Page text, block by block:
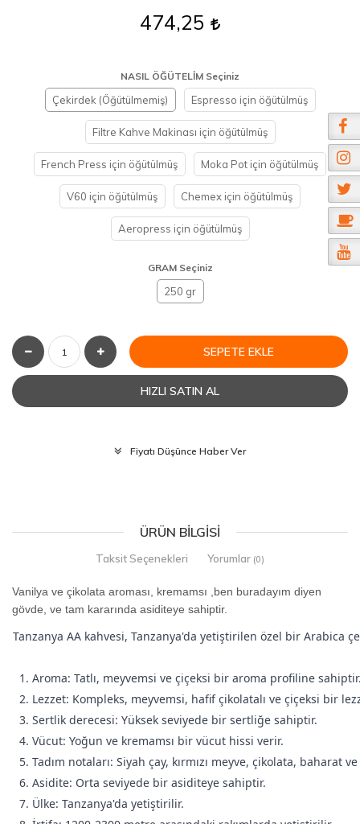
474,25
NASIL ÖĞÜTELİM Seçiniz
Çekirdek (Öğütülmemiş) Espresso için öğütülmüş
Filtre Kahve Makinası için öğütülmüş
French Press için öğütülmüş Moka Pot için öğütülmüş
V60 için öğütülmüş Chemex için öğütülmüş
Aeropress için öğütülmüş
GRAM Seçiniz
250 gr
SEPETE EKLE
HIZLI SATIN AL
Fiyatı Düşünce Haber Ver
ÜRÜN BILGISI
Taksit Seçenekleri Yorumlar (0)
Vanilya ve çikolata aroması, kremamsı ,ben buradayım diyen
gövde, ve tam kararında asiditeye sahiptir.
Tanzanya AA kahvesi, Tanzanya'da yetiştirilen özel bir Arabica
1. Aroma: Tatlı, meyvemsi ve çiçeksi bir aroma profiline
2. Lezzet: Kompleks, meyvemsi, hafif çikolatalı ve çiçeksi bir
3. Sertlik derecesi: Yüksek seviyede bir sertliğe sahiptir.
4. Vücut: Yoğun ve kremamsı bir vücut hissi verir.
5. Tadım notaları: Siyah çay, kırmızı meyve, çikolata, baharat
6. Asidite: Orta seviyede bir asiditeye sahiptir.
7. Ülke: Tanzanya'da yetiştirilir.